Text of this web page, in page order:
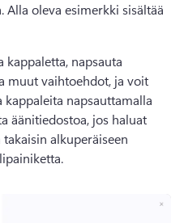
Alla oleva esimerkki sisältää
kappaletta, napsauta
muut vaihtoehdot, ja voit
kappaleita napsauttamalla
äänitiedostoa, jos haluat
alkuperäiseen